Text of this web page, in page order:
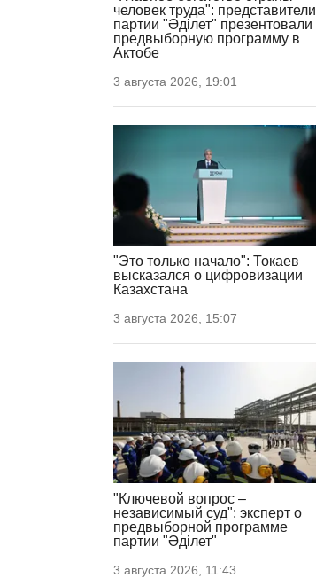
человек труда": представители
партии "Әділет" презентовали
предвыборную программу в
Актобе
3 августа 2026, 19:01
"Это только начало": Токаев
высказался о цифровизации
Казахстана
3 августа 2026, 15:07
"Ключевой вопрос –
независимый суд": эксперт о
предвыборной программе
партии "Әділет"
3 августа 2026, 11:43